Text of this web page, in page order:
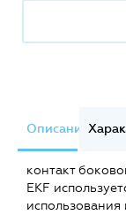
Описание
контакт
EKF
использования